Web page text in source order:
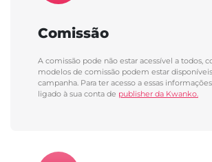
Comissão
A comissão pode não estar acessível a todos,
modelos de comissão podem estar
campanha. Para ter acesso a essas
ligado à sua conta de publisher da Kwanko.